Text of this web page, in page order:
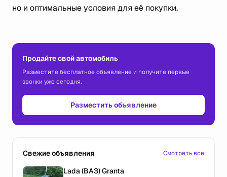
но и оптимальные условия для её покупки.
Продайте свой автомобиль
Разместите бесплатное объявление и получите первые
звонки уже сегодня.
Разместить объявление
Свежие объявления Смотреть все
Lada (ВАЗ) Granta